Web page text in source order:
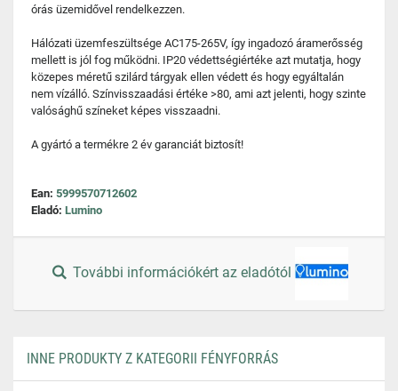
órás üzemidővel rendelkezzen.
Hálózati üzemfeszültsége AC175-265V, így ingadozó áramerősség
mellett is jól fog működni. IP20 védettségiértéke azt mutatja, hogy
közepes méretű szilárd tárgyak ellen védett és hogy egyáltalán
nem vízálló. Színvisszaadási értéke >80, ami azt jelenti, hogy szinte
valósághű színeket képes visszaadni.
A gyártó a termékre 2 év garanciát biztosít!
Ean: 5999570712602
Eladó: Lumino
További információkért az eladótól
INNE PRODUKTY Z KATEGORII FÉNYFORRÁS